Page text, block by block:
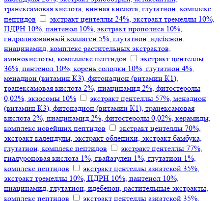
транексамовая кислота, винная кислота, глутатион, комплекс
пептидов
экстракт центеллы 24%, экстракт тремеллы 10%,
ПДРН 10%, пантенол 10%, экстракт прополиса 10%,
гидролизованный коллаген 5%, глутатион, идебенон,
ниацинамид, комплекс растительных экстрактов,
аминокислоты, компллекс пептидов
экстракт центеллы
36%, пантенол 10%, корень солодки 10%, глутатион 4%,
менадион (витамин К3), фитонадион (витамин К1),
транексамовая кислота 2%, ниацинамид 2%, фитостеролы
0,02%, экзосомы 10%
экстракт центеллы 57%, менадион
(витамин К3), фитонадион (витамин К1), транексамовая
кислота 2%, ниацинамид 2%, фитостеролы 0,02%, керамиды,
комплекс новейших пептидов
экстракт центеллы 70%,
экстракт календулы, экстракт облепихи, экстракт бамбука,
глутатион, комплекс пептидов
экстракт центеллы 77%,
гиалуроновая кислота 1%, гвайазулен 1%, глутатион 1%,
комплекс пептидов
экстракт центеллы азиатской 35%,
экстракт тремеллы 10%, ПДРН 10%, пантенол 10%,
ниацинамид, глутатион, идебенон, растительные экстракты,
комплекс пептидов
экстракт центеллы азиатской 35%,